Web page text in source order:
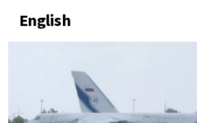
English